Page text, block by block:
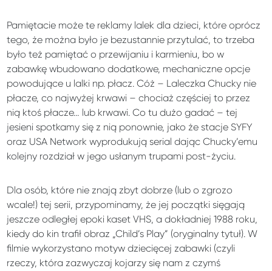
Pamiętacie może te reklamy lalek dla dzieci, które oprócz
tego, że można było je bezustannie przytulać, to trzeba
było też pamiętać o przewijaniu i karmieniu, bo w
zabawkę wbudowano dodatkowe, mechaniczne opcje
powodujące u lalki np. płacz. Cóż – Laleczka Chucky nie
płacze, co najwyżej krwawi – chociaż częściej to przez
nią ktoś płacze… lub krwawi. Co tu dużo gadać – tej
jesieni spotkamy się z nią ponownie, jako że stacje SYFY
oraz USA Network wyprodukują serial dając Chucky’emu
kolejny rozdział w jego usłanym trupami post-życiu.
Dla osób, które nie znają zbyt dobrze (lub o zgrozo
wcale!) tej serii, przypominamy, że jej początki sięgają
jeszcze odległej epoki kaset VHS, a dokładniej 1988 roku,
kiedy do kin trafił obraz „Child’s Play” (oryginalny tytuł). W
filmie wykorzystano motyw dziecięcej zabawki (czyli
rzeczy, która zazwyczaj kojarzy się nam z czymś